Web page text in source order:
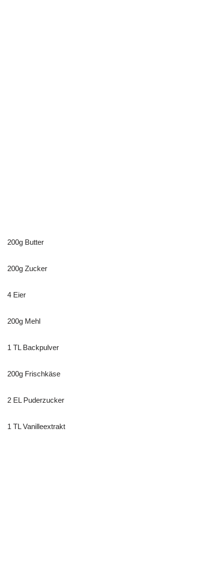
200g Butter
200g Zucker
4 Eier
200g Mehl
1 TL Backpulver
200g Frischkäse
2 EL Puderzucker
1 TL Vanilleextrakt